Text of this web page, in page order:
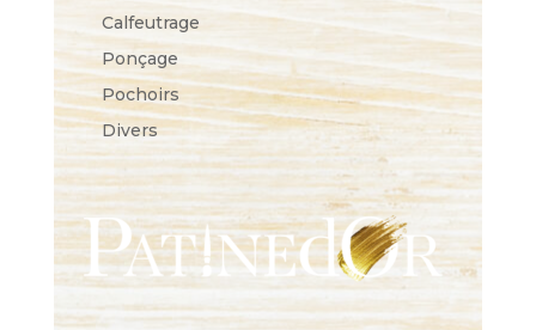
Calfeutrage
Ponçage
Pochoirs
Divers